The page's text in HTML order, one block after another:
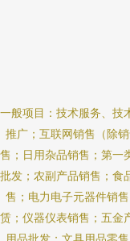
一般项目：技术服务、技
推广；互联网销售（除
售；日用杂品销售；第一
批发；农副产品销售；食
售；电力电子元器件销
赁；仪器仪表销售；五金
用品批发；文具用品零